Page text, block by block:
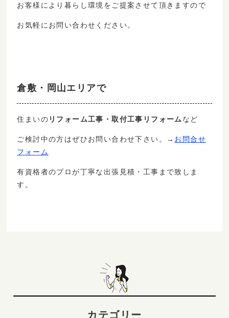
お客様により暮らし環境をご提案させて頂きますので
お気軽にお問い合わせください。
倉敷・岡山エリアで
住まいの リフォーム工事・取付工事リフォーム など
ご検討中の方はぜひお問い合わせ下さい。→ お問合せ
フォーム
有資格者のプロが丁寧な出張見積・工事まで致しま
す。
カテゴリー